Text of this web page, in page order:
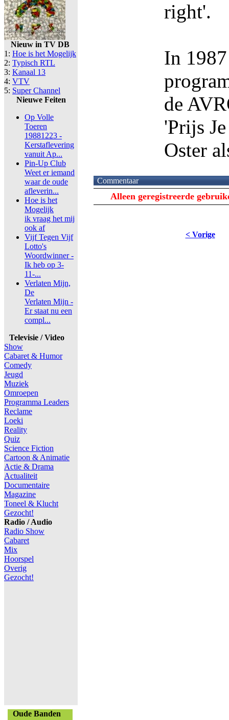
Nieuw in TV DB
1: Hoe is het Mogelijk
2: Typisch RTL
3: Kanaal 13
4: VTV
5: Super Channel
Nieuwe Feiten
Op Volle
Toeren
19881223 -
Kerstaflevering
vanuit Ap...
Pin-Up Club
Weet er iemand
waar de oude
afleverin...
Hoe is het
Mogelijk
ik vraag het mij
ook af
Vijf Tegen Vijf
Lotto's
Woordwinner -
Ik heb op 3-
11-...
Verlaten Mijn,
De
Verlaten Mijn -
Er staat nu een
compl...
Televisie / Video
Show
Cabaret & Humor
Comedy
Jeugd
Muziek
Omroepen
Programma Leaders
Reclame
Loeki
Reality
Quiz
Science Fiction
Cartoon & Animatie
Actie & Drama
Actualiteit
Documentaire
Magazine
Toneel & Klucht
Gezocht!
Radio / Audio
Radio Show
Cabaret
Mix
Hoorspel
Overig
Gezocht!
Oude Banden
right'.
In
de
'Prijs
Oster
Commentaar
Alleen geregistreerde
< Vorige